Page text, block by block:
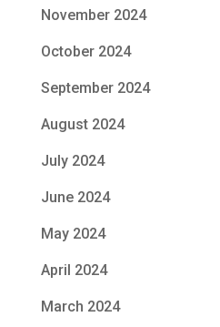
November 2024
October 2024
September 2024
August 2024
July 2024
June 2024
May 2024
April 2024
March 2024